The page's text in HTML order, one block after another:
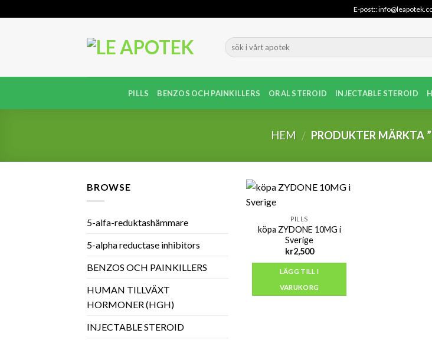
to
E-post::
PILLS BENZOS OCH PAINKILLERS ORAL STEROID INJECTABLE STEROID
HEM / PRODUKTER MÄRKTA
BROWSE
5-alfa-reduktashämmare
5-alpha reductase inhibitors
BENZOS OCH PAINKILLERS
HUMAN TILLVÄXT
HORMONER (HGH)
INJECTABLE STEROID
PILLS
köpa ZYDONE 10MG i
Sverige
kr2,500
LÄGG TILL I
VARUKORG